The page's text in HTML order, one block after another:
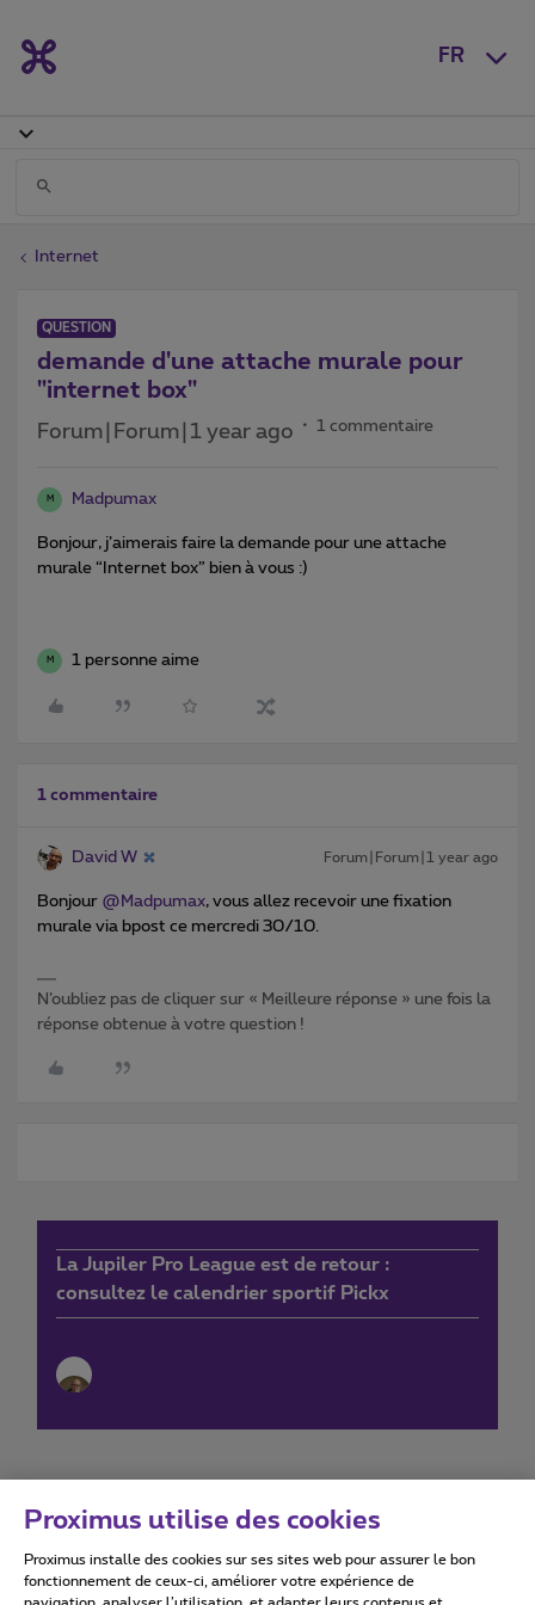
FR
Internet
QUESTION
demande d'une attache murale pour
"internet box"
Forum|Forum|1 year ago 1 commentaire
M Madpumax
Bonjour, j’aimerais faire la demande pour une attache
murale “Internet box” bien à vous :)
M 1 personne aime
1 commentaire
David W Forum|Forum|1 year ago
Bonjour @Madpumax, vous allez recevoir une fixation
murale via bpost ce mercredi 30/10.
N’oubliez pas de cliquer sur « Meilleure réponse » une fois la
réponse obtenue à votre question !
La Jupiler Pro League est de retour :
consultez le calendrier sportif Pickx
Conditions d'utilisation Accessibility statement
Proximus utilise des cookies
Proximus installe des cookies sur ses sites web pour assurer le bon
fonctionnement de ceux-ci, améliorer votre expérience de